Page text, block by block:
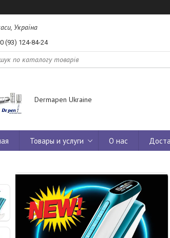
Україна
(93) 124-84-24
Dermapen Ukraine
Товары и услуги О нас